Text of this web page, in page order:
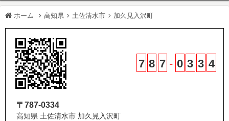
ホーム 高知県 土佐清水市 加久見入沢町
7 8 7 - 0 3 3 4
〒787-0334
高知県 土佐清水市 加久見入沢町